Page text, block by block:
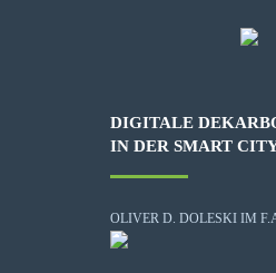
DIGITALE
IN DER SMART
OLIVER D. DOLESKI IM